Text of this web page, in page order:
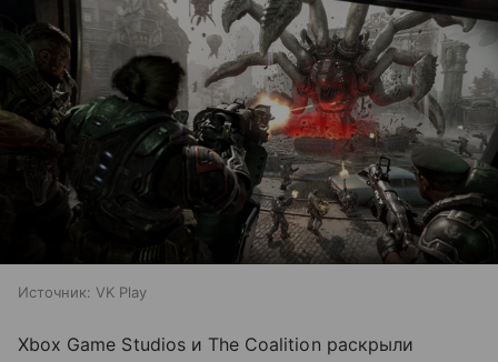
Источник: VK Play
Xbox Game Studios и The Coalition раскрыли